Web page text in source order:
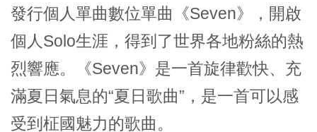
發行個人單曲數位單曲《Seven》，開啟
個人Solo生涯，得到了世界各地粉絲的熱
烈響應。《Seven》是一首旋律歡快、充
滿夏日氣息的“夏日歌曲”，是一首可以感
受到柾國魅力的歌曲。